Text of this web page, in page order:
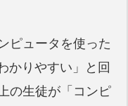
ピュータを使った
かりやすい」と回
の生徒が「コンピ